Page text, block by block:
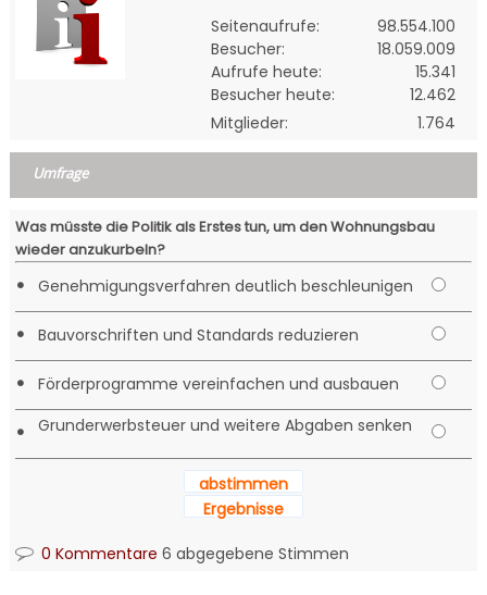
Seitenaufrufe:
98.554.100
Besucher:
18.059.009
Aufrufe heute:
15.341
Besucher heute:
12.462
Mitglieder:
1.764
Umfrage
Was müsste die Politik als Erstes tun, um den Wohnungsbau
wieder anzukurbeln?
• Genehmigungsverfahren deutlich beschleunigen
• Bauvorschriften und Standards reduzieren
• Förderprogramme vereinfachen und ausbauen
• Grunderwerbsteuer und weitere Abgaben senken
abstimmen
Ergebnisse
0 Kommentare 6 abgegebene Stimmen